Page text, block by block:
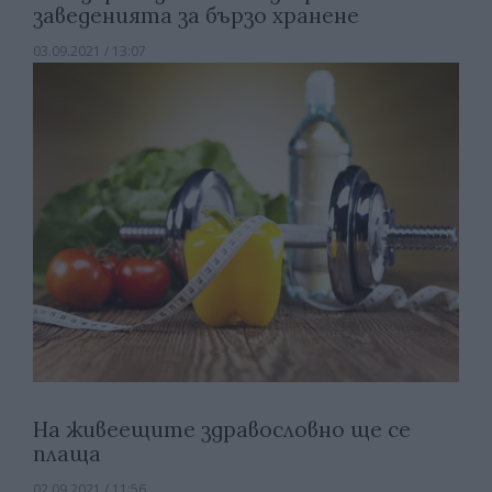
заведенията за бързо хранене
03.09.2021 / 13:07
На живеещите здравословно ще се
плаща